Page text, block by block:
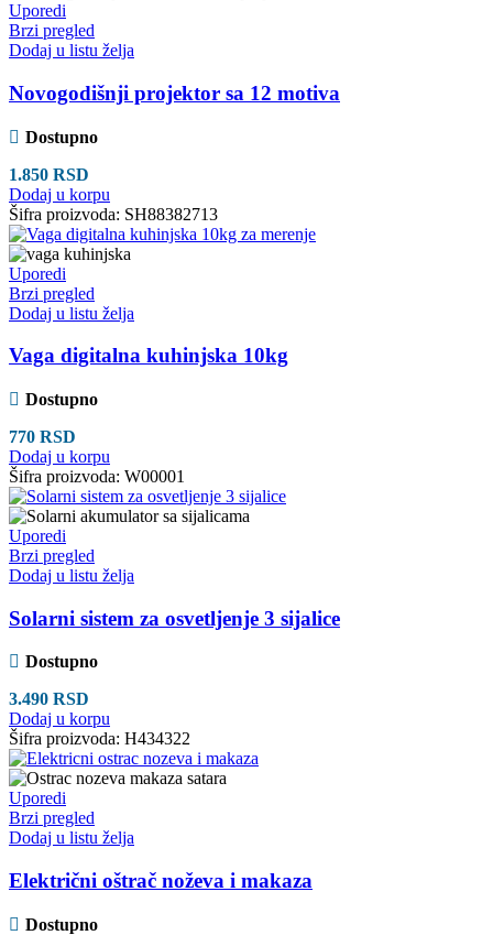
Uporedi
Brzi pregled
Dodaj u listu želja
Novogodišnji projektor sa 12 motiva
Dostupno
1.850 RSD
Dodaj u korpu
Šifra proizvoda: SH88382713
Uporedi
Brzi pregled
Dodaj u listu želja
Vaga digitalna kuhinjska 10kg
Dostupno
770 RSD
Dodaj u korpu
Šifra proizvoda: W00001
Uporedi
Brzi pregled
Dodaj u listu želja
Solarni sistem za osvetljenje 3 sijalice
Dostupno
3.490 RSD
Dodaj u korpu
Šifra proizvoda: H434322
Uporedi
Brzi pregled
Dodaj u listu želja
Električni oštrač noževa i makaza
Dostupno